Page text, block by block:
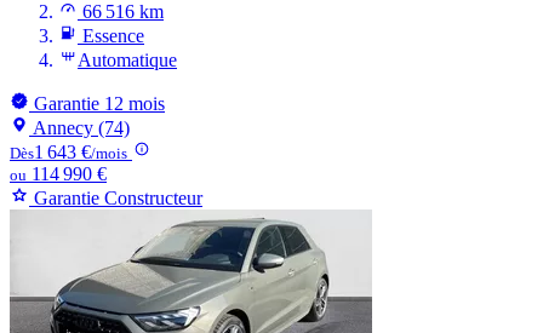
66 516 km
Essence
Automatique
Garantie 12 mois
Annecy (74)
Dès1 643 €/mois
ou 114 990 €
Garantie Constructeur